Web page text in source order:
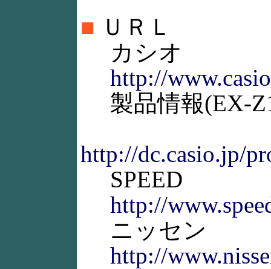
■ ＵＲＬ
カシオ
http://
製品情報(EX-
http://dc.casio.jp/
SPEED
http://
ニッセン
http://